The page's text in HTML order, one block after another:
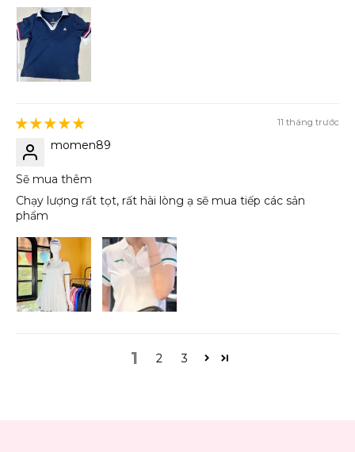
11 tháng trước
momen89
Sẽ mua thêm
Chạy lượng rất tọt, rất hài lòng ạ sẽ mua tiếp các sản
phẩm
1 2 3